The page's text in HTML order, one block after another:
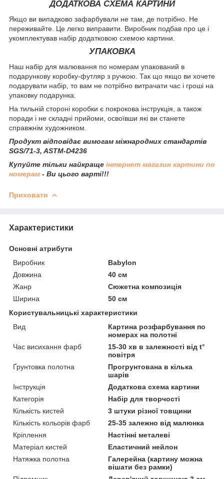
ДОДАТКОВА СХЕМА КАРТИНИ
Якщо ви випадково зафарбували не там, де потрібно. Не
переживайте. Це легко виправити. Виробник подбав про це і
укомплектував набір додатковою схемою картини.
УПАКОВКА
Наш набір для малювання по номерам упакований в
подарункову коробку-футляр з ручкою. Так що якщо ви хочете
подарувати набір, то вам не потрібно витрачати час і гроші на
упаковку подарунка.
На тильній стороні коробки є покрокова інструкція, а також
поради і не складні прийоми, освоївши які ви станете
справжнім художником.
Продукт відповідає вимогам міжнародних стандартів
SGS/71-3, ASTM-D4236
Купуйте тільки найкраще інтернет магазин картини по
номерам - Ви цього варті!!!
Приховати
Характеристики
Основні атрибути
Виробник
Babylon
Довжина
40 см
Жанр
Сюжетна композиція
Ширина
50 см
Користувальницькі характеристики
Вид
Картина розфарбування по
номерах на полотні
Час висихання фарб
15-30 хв в залежності від t°
повітря
Ґрунтовка полотна
Прогрунтована в кілька
шарів
Інструкція
Додаткова схема картини
Категорія
Набір для творчості
Кількість кистей
3 штуки різної товщини
Кількість кольорів фарб
25-35 залежно від малюнка
Кріплення
Настінні металеві
Матеріал кистей
Еластичний нейлон
Натяжка полотна
Галерейна (картину можна
вішати без рамки)